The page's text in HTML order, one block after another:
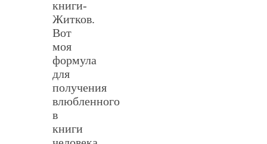
книги-
Житков.
Вот
моя
формула
для
получения
влюбленного
в
книги